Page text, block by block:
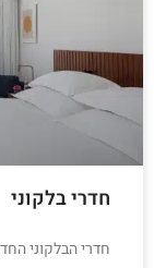
חדרי בלקוני
חדרי הבלקוני